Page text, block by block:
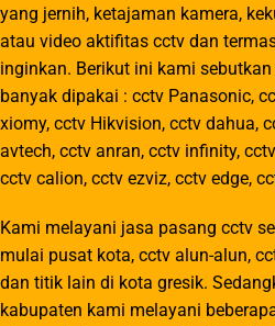
yang jernih, ketajaman kamera,
atau video aktifitas cctv dan
inginkan. Berikut ini kami
banyak dipakai : cctv Panasonic,
xiomy, cctv Hikvision, cctv dahua,
avtech, cctv anran, cctv infinity,
cctv calion, cctv ezviz, cctv edge,
Kami melayani jasa pasang cctv
mulai pusat kota, cctv alun-alun,
dan titik lain di kota gresik.
kabupaten kami melayani